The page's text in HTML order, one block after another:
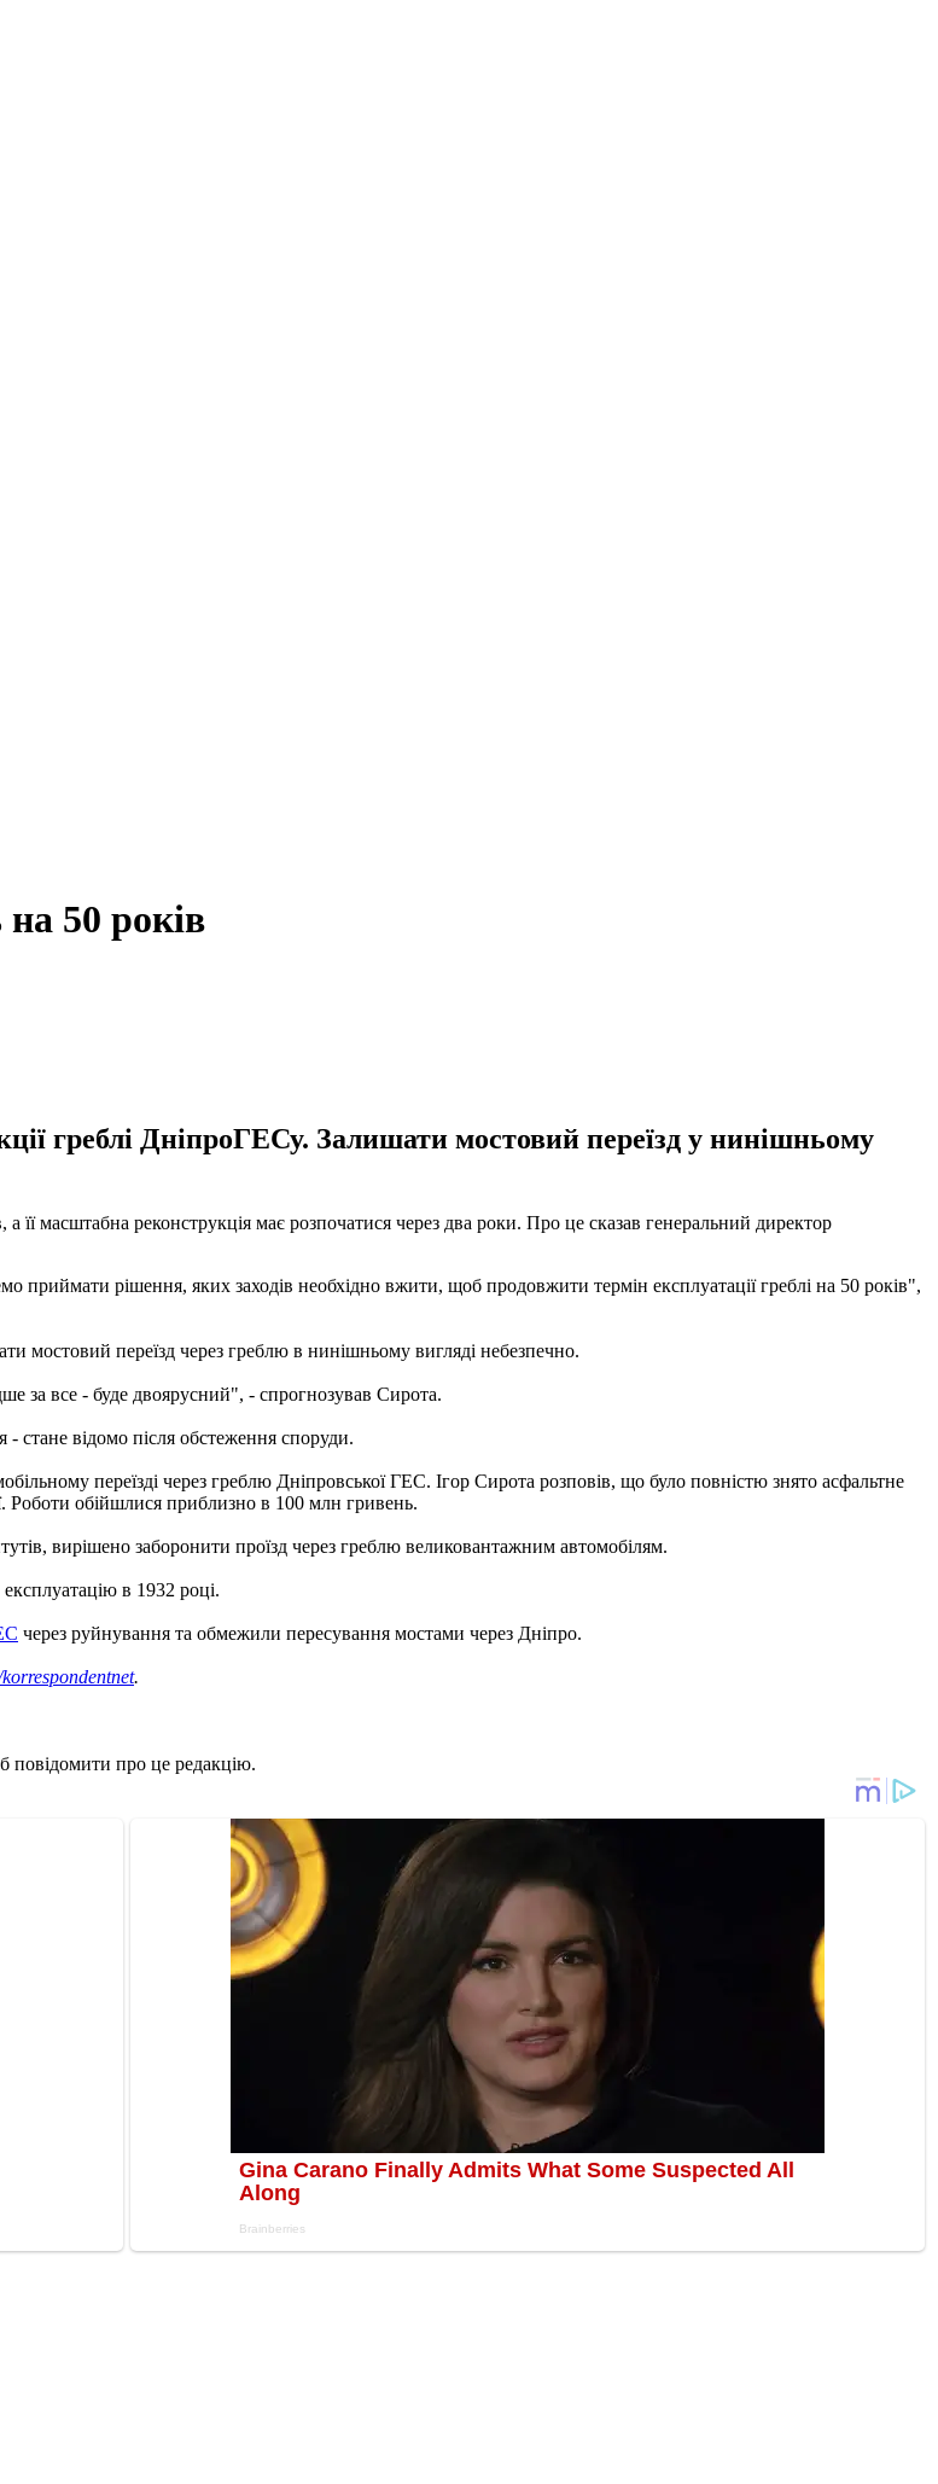
50 років
греблі ДніпроГЕСу. Залишати мостовий переїзд у нинішньому
її масштабна реконструкція має розпочатися через два роки. Про це сказав генеральний директор
приймати рішення, яких заходів необхідно вжити, щоб продовжити термін експлуатації греблі на 50 років",
мостовий переїзд через греблю в нинішньому вигляді небезпечно.
за все - буде двоярусний", - спрогнозував Сирота.
стане відомо після обстеження споруди.
переїзді через греблю Дніпровської ГЕС. Ігор Сирота розповів, що було повністю знято асфальтне
Роботи обійшлися приблизно в 100 млн гривень.
вирішено заборонити проїзд через греблю великовантажним автомобілям.
в 1932 році.
через руйнування та обмежили пересування мостами через Дніпро.
.
повідомити про це редакцію.